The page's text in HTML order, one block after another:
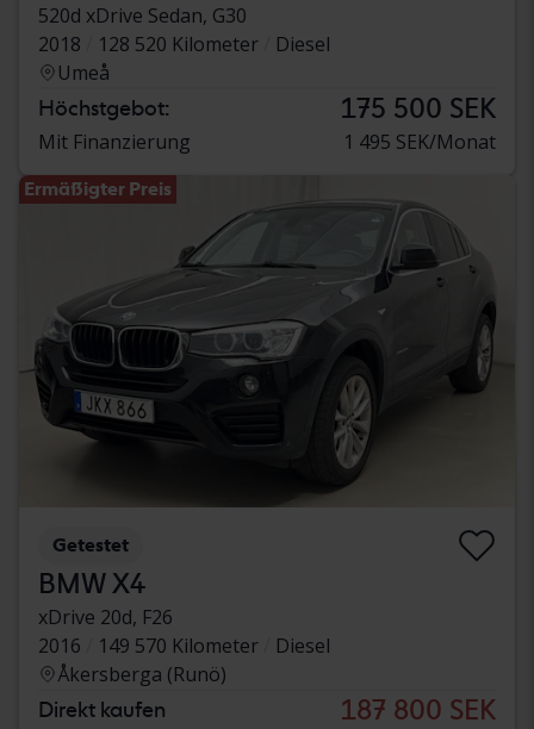
520d xDrive Sedan, G30
2018
128 520 Kilometer
Diesel
Umeå
Höchstgebot: 175 500 SEK
Mit Finanzierung 1 495 SEK/Monat
Ermäßigter Preis
Getestet
BMW X4
xDrive 20d, F26
2016
149 570 Kilometer
Diesel
Åkersberga (Runö)
Direkt kaufen 187 800 SEK